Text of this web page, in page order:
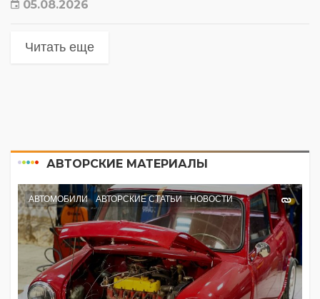
05.08.2026
Читать еще
АВТОРСКИЕ МАТЕРИАЛЫ
АВТОМОБИЛИ АВТОРСКИЕ СТАТЬИ НОВОСТИ